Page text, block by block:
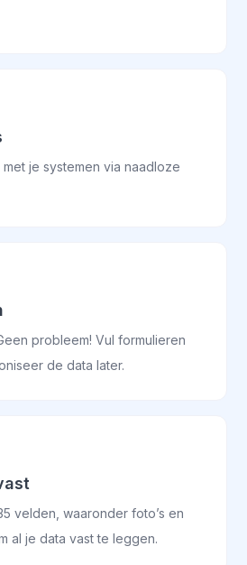
je systemen via naadloze
probleem! Vul formulieren
de data later.
velden, waaronder foto’s en
al je data vast te leggen.